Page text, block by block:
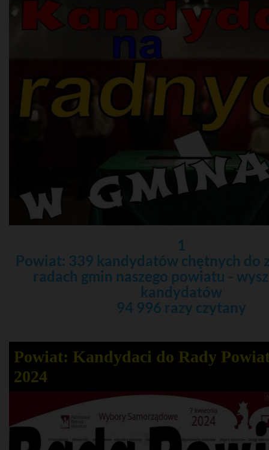
1
Powiat: 339 kandydatów chętnych do
radach gmin naszego powiatu -
kandydatów
94 996 razy czytany
Powiat: Kandydaci do Rady
2024